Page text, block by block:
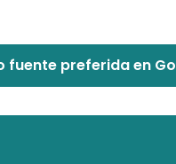
fuente preferida en